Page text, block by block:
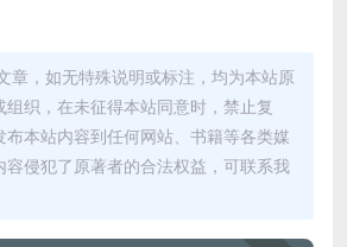
章，如无特殊说明或标注，均为本站原
织，在未征得本站同意时，禁止复
本站内容到任何网站、书籍等各类媒
侵犯了原著者的合法权益，可联系我